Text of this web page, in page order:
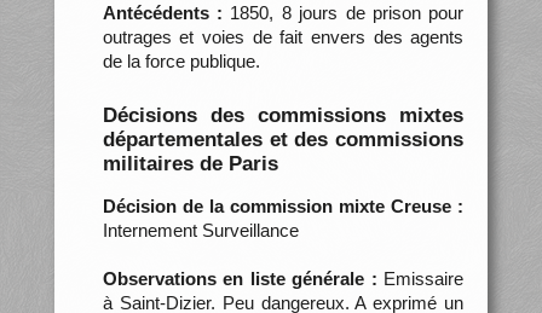
Antécédents : 1850, 8 jours de prison pour
outrages et voies de fait envers des agents
de la force publique.
Décisions des commissions mixtes
départementales et des commissions
militaires de Paris
Décision de la commission mixte Creuse :
Internement Surveillance
Observations en liste générale : Emissaire
à Saint-Dizier. Peu dangereux. A exprimé un